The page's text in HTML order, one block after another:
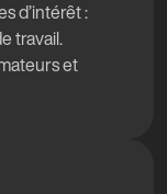
d’intérêt :
travail.
et